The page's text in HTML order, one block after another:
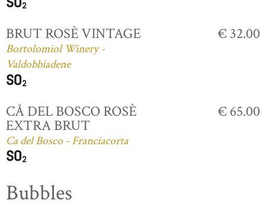
BRUT ROSÈ VINTAGE
Bortolomiol Winery -
Valdobbiadene
€ 32.00
CÅ DEL BOSCO ROSÈ
EXTRA BRUT
Ca del Bosco - Franciacorta
€ 65.00
Bubbles